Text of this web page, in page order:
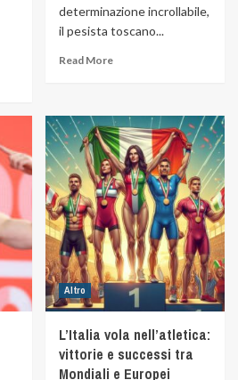
determinazione incrollabile,
il pesista toscano...
Read More
Altro
L’Italia vola nell’atletica:
vittorie e successi tra
Mondiali e Europei